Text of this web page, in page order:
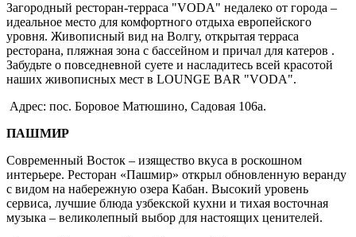
Загородный ресторан-терраса "VODA" недалеко от города –
идеальное место для комфортного отдыха европейского
уровня. Живописный вид на Волгу, открытая терраса
ресторана, пляжная зона с бассейном и причал для катеров .
Забудьте о повседневной суете и насладитесь всей красотой
наших живописных мест в LOUNGE BAR "VODA".
Адрес: пос. Боровое Матюшино, Садовая 106а.
ПАШМИР
Современный Восток – изящество вкуса в роскошном
интерьере. Ресторан «Пашмир» открыл обновленную веранду
с видом на набережную озера Кабан. Высокий уровень
сервиса, лучшие блюда узбекской кухни и тихая восточная
музыка – великолепный выбор для настоящих ценителей.